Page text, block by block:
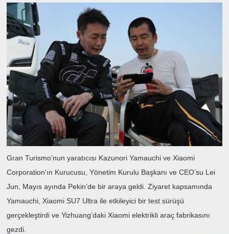
Gran Turismo’nun yaratıcısı Kazunori Yamauchi ve Xiaomi
Corporation'ın Kurucusu, Yönetim Kurulu Başkanı ve CEO’su Lei
Jun, Mayıs ayında Pekin’de bir araya geldi. Ziyaret kapsamında
Yamauchi, Xiaomi SU7 Ultra ile etkileyici bir test sürüşü
gerçekleştirdi ve Yizhuang’daki Xiaomi elektrikli araç fabrikasını
gezdi.